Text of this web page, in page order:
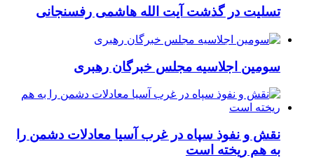
تسلیت در گذشت آیت الله هاشمی رفسنجانی
سومین اجلاسیه مجلس خبرگان رهبری
نقش و نفوذ سپاه در غرب آسیا معادلات دشمن را
به هم ریخته است